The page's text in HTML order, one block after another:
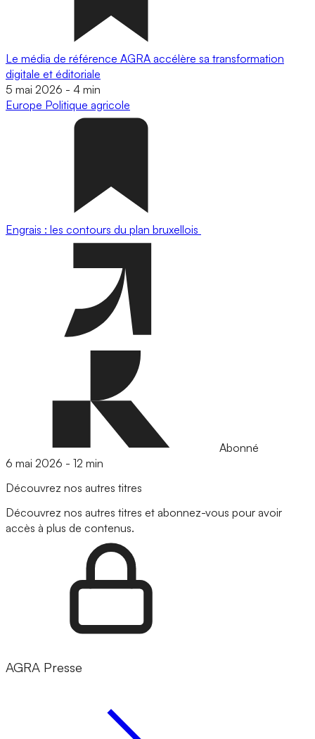
Le média de référence AGRA accélère sa transformation
digitale et éditoriale
5 mai 2026 - 4 min
Europe Politique agricole
Engrais : les contours du plan bruxellois
Abonné
6 mai 2026 - 12 min
Découvrez nos autres titres
Découvrez nos autres titres et abonnez-vous pour avoir
accès à plus de contenus.
AGRA Presse